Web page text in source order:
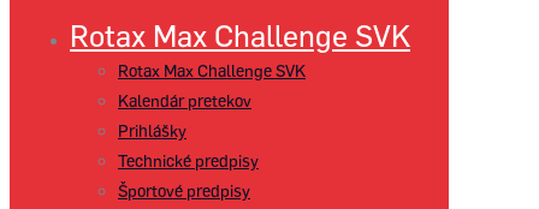
Rotax Max Challenge SVK
Rotax Max Challenge SVK
Kalendár pretekov
Prihlášky
Technické predpisy
Športové predpisy